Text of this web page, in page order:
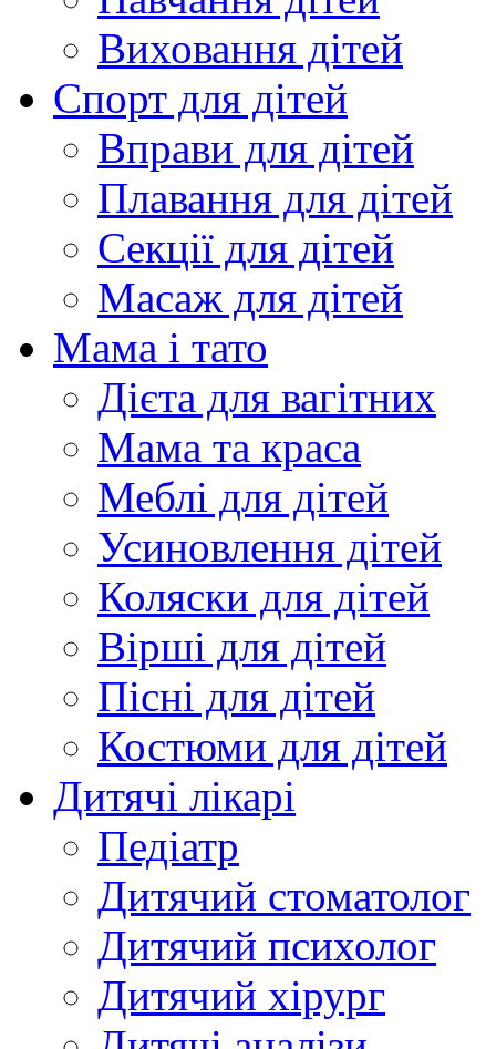
Виховання дітей
Спорт для дітей
Вправи для дітей
Плавання для дітей
Секції для дітей
Масаж для дітей
Мама і тато
Дієта для вагітних
Мама та краса
Меблі для дітей
Усиновлення дітей
Коляски для дітей
Вірші для дітей
Пісні для дітей
Костюми для дітей
Дитячі лікарі
Педіатр
Дитячий стоматолог
Дитячий психолог
Дитячий хірург